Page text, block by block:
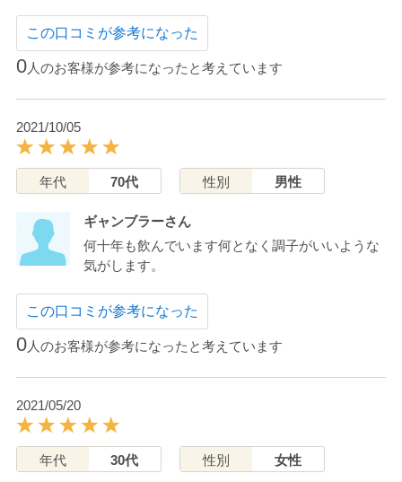
この口コミが参考になった
0人のお客様が参考になったと考えています
2021/10/05
年代 70代 性別 男性
ギャンブラーさん
何十年も飲んでいます何となく調子がいいような
気がします。
この口コミが参考になった
0人のお客様が参考になったと考えています
2021/05/20
年代 30代 性別 女性